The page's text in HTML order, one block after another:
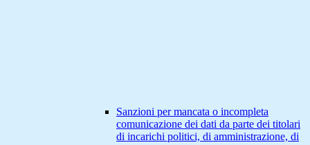
Sanzioni per mancata o incompleta
comunicazione dei dati da parte dei titolari
di incarichi politici, di amministrazione, di